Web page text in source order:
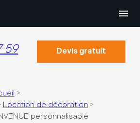
menu
59 Devis gratuit
>
Location de décoration >
personnalisable
cookies